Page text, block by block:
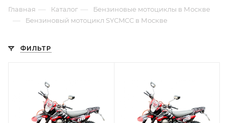
Главная — Каталог — Бензиновые мотоциклы в Москве
— Бензиновый мотоцикл SYCMCC в Москве
ФИЛЬТР